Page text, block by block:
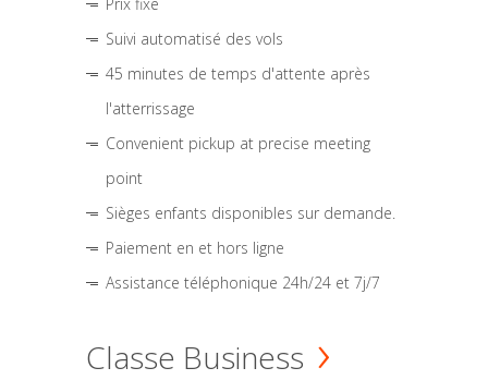
Suivi automatisé des vols
45 minutes de temps d'attente après
l'atterrissage
Convenient pickup at precise meeting
point
Sièges enfants disponibles sur demande.
Paiement en et hors ligne
Assistance téléphonique 24h/24 et 7j/7
Classe Business